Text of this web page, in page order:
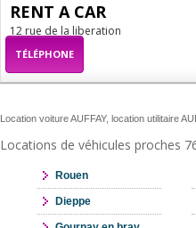
RENT A CAR
12 rue de la liberation
TÉLÉPHONE
Location voiture AUFFAY, location utilitaire
Locations de véhicules proches
Rouen
Dieppe